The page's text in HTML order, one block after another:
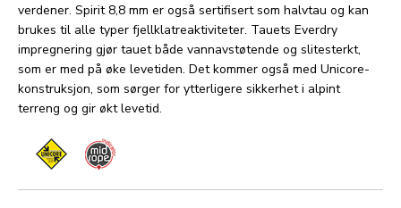
verdener. Spirit 8,8 mm er også sertifisert som halvtau og kan
brukes til alle typer fjellklatreaktiviteter. Tauets Everdry
impregnering gjør tauet både vannavstøtende og slitesterkt,
som er med på øke levetiden. Det kommer også med Unicore-
konstruksjon, som sørger for ytterligere sikkerhet i alpint
terreng og gir økt levetid.